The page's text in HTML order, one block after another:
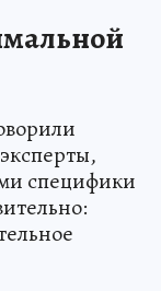
специфики